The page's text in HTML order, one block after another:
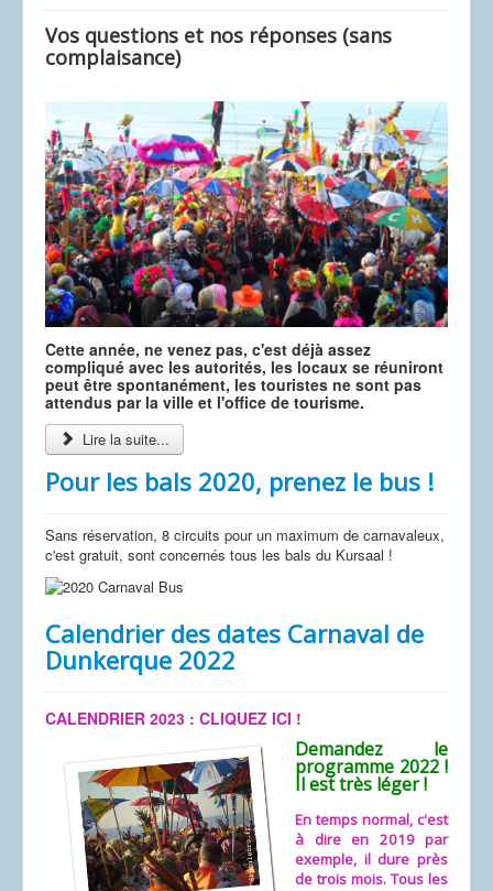
Vos questions et nos réponses (sans
complaisance)
Cette année, ne venez pas, c'est déjà assez
compliqué avec les autorités, les locaux se réuniront
peut être spontanément, les touristes ne sont pas
attendus par la ville et l'office de tourisme.
Lire la suite...
Pour les bals 2020, prenez le bus !
Sans réservation, 8 circuits pour un maximum de carnavaleux,
c'est gratuit, sont concernés tous les bals du Kursaal !
Calendrier des dates Carnaval de
Dunkerque 2022
CALENDRIER 2023 : CLIQUEZ ICI !
Demandez le
programme 2022 !
Il est très léger !
En temps normal, c'est
à dire en 2019 par
exemple, il dure près
de trois mois. Tous les